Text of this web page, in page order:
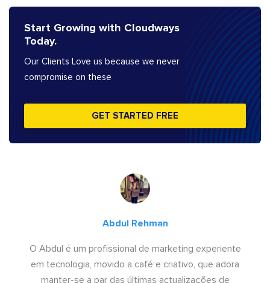
Start Growing with Cloudways
Today.
Our Clients Love us because we never
compromise on these
GET STARTED FREE
Abdul Rehman
O Abdul é um profissional de marketing experiente
em tecnologia, movido a café e criativo, que adora
manter-se a par das últimas actualizações de